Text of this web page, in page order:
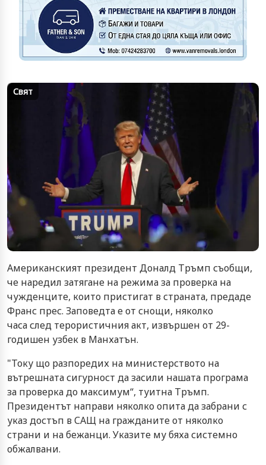
Свят
Американският президент Доналд Тръмп съобщи,
че наредил затягане на режима за проверка на
чужденците, които пристигат в страната, предаде
Франс прес. Заповедта е от снощи, няколко
часа след терористичния акт, извършен от 29-
годишен узбек в Манхатън.
"Току що разпоредих на министерството на
вътрешната сигурност да засили нашата програма
за проверка до максимум“, туитна Тръмп.
Президентът направи няколко опита да забрани с
указ достъп в САЩ на гражданите от няколко
страни и на бежанци. Указите му бяха системно
обжалвани.